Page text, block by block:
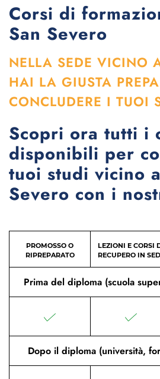
Corsi di
San Severo
NELLA SEDE VICINO
HAI LA GIUSTA
CONCLUDERE I TUOI
Scopri ora tutti i
disponibili per
tuoi studi vicino
Severo con i
PROMOSSO O
RIPREPARATO
LEZIONI E CORSI
RECUPERO IN
Prima del diploma (scuola
Dopo il diploma (università,